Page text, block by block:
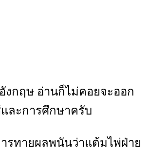
งกฤษ อ่านก็ไม่คอยจะออก
ละการศึกษาครับ
รทายผลพนันว่าแต้มไพ่ฝ่าย